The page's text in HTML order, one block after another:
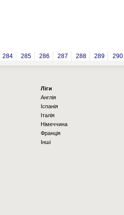
284 285 286 287 288 289 290
Ліги
Англія
Іспанія
Італія
Німеччина
Франція
Інші